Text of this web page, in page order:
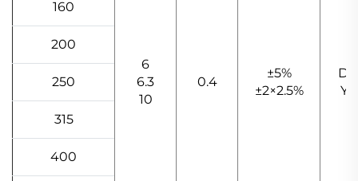
6
6.3
10
0.4
±5%
±2×2.5%
160
200
250
315
400